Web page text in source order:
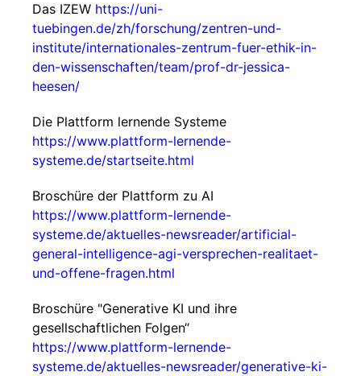
Das IZEW https://uni-
tuebingen.de/zh/forschung/zentren-und-
institute/internationales-zentrum-fuer-ethik-in-
den-wissenschaften/team/prof-dr-jessica-
heesen/
Die Plattform lernende Systeme
https://www.plattform-lernende-
systeme.de/startseite.html
Broschüre der Plattform zu AI
https://www.plattform-lernende-
systeme.de/aktuelles-newsreader/artificial-
general-intelligence-agi-versprechen-realitaet-
und-offene-fragen.html
Broschüre "Generative KI und ihre
gesellschaftlichen Folgen“
https://www.plattform-lernende-
systeme.de/aktuelles-newsreader/generative-ki-